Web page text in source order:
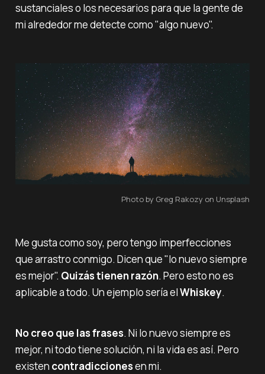
sustanciales o los necesarios para que la gente de
mi alrededor me detecte como "algo nuevo".
Photo by Greg Rakozy on Unsplash
Me gusta como soy, pero tengo imperfecciones
que arrastro conmigo. Dicen que "lo nuevo siempre
es mejor". Quizás tienen razón. Pero esto no es
aplicable a todo. Un ejemplo sería elWhiskey.
No creo que las frases. Ni lo nuevo siempre es
mejor, ni todo tiene solución, ni la vida es así. Pero
existen contradiccionesen mi.